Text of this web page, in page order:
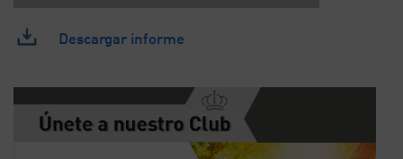
Descargar informe